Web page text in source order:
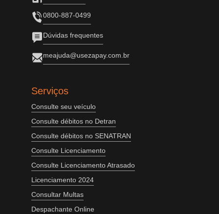
0800-887-0499
Dúvidas frequentes
meajuda@usezapay.com.br
Serviços
Consulte seu veículo
Consulte débitos no Detran
Consulte débitos no SENATRAN
Consulte Licenciamento
Consulte Licenciamento Atrasado
Licenciamento 2024
Consultar Multas
Despachante Online